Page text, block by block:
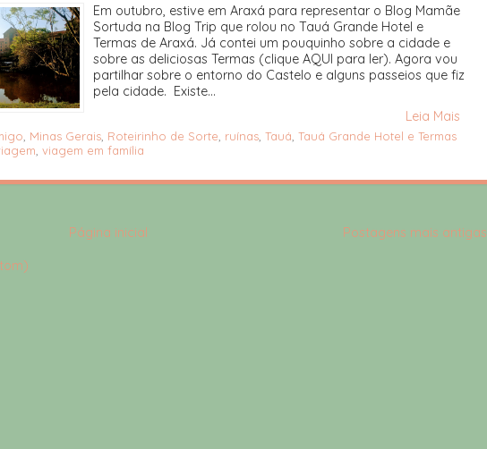
Em outubro, estive em Araxá para representar o Blog Mamãe
Sortuda na Blog Trip que rolou no Tauá Grande Hotel e
Termas de Araxá. Já contei um pouquinho sobre a cidade e
sobre as deliciosas Termas (clique AQUI para ler). Agora vou
partilhar sobre o entorno do Castelo e alguns passeios que fiz
pela cidade. Existe...
Leia Mais
, Minas Gerais, Roteirinho de Sorte, ruínas, Tauá, Tauá Grande Hotel e Termas
, viagem em família
Postagens mais antigas
Página inicial